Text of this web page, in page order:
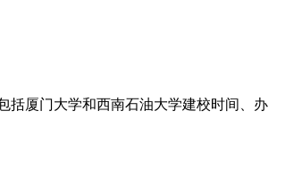
括厦门大学和西南石油大学建校时间、办